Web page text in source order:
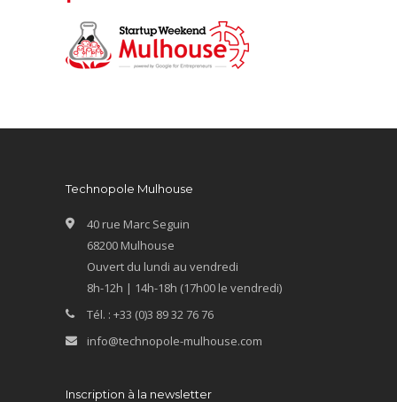
Technopole Mulhouse
40 rue Marc Seguin
68200 Mulhouse
Ouvert du lundi au vendredi
8h-12h | 14h-18h (17h00 le vendredi)
Tél. : +33 (0)3 89 32 76 76
info@technopole-mulhouse.com
Inscription à la newsletter